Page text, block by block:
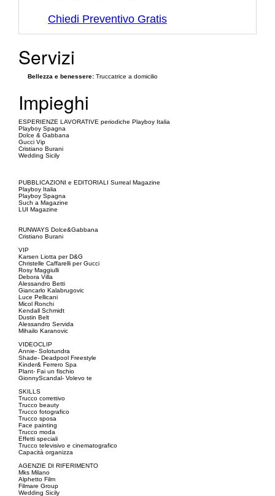
Chiedi Preventivo Gratis
Servizi
Bellezza e benessere: Truccatrice a domicilio
Impieghi
ESPERIENZE LAVORATIVE periodiche Playboy Italia
Playboy Spagna
Dolce & Gabbana
Gucci Vip
Cristiano Burani
Wedding Sicily
PUBBLICAZIONI e EDITORIALI Surreal Magazine
Playboy Italia
Playboy Spagna
Such a Magazine
LUI Magazine
RUNWAYS Dolce&Gabbana
Cristiano Burani
VIP
Karsen Liotta per D&G
Christelle Caffarelli per Gucci
Rosy Maggiulli
Debora Villa
Alessandro Betti
Giancarlo Kalabrugovic
Luce Pellicani
Micol Ronchi
Kendall Schmidt
Dustin Belt
Alessandro Servida
Mihailo Karanovic
VIDEOCLIP
Annie- Solotundra
Shade- Deadpool Freestyle
Kinder& Ferrero Spa
Plant- Fai un fischio
GionnyScandal- Volevo te
SKILLS
Trucco correttivo
Trucco beauty
Trucco fotografico
Trucco sposa
Face painting
Trucco moda
Effetti speciali
Trucco televisivo e cinematografico
Capacità organizza
AGENZIE DI RIFERIMENTO
Mks Milano
Alphetto Film
Filmare Group
Wedding Sicily